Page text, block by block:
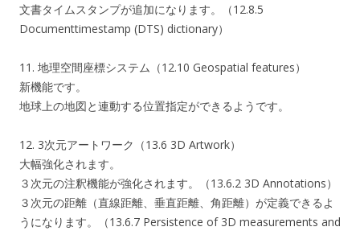
文書タイムスタンプが追加になります。（12.8.5
Documenttimestamp (DTS) dictionary）
11. 地理空間座標システム（12.10 Geospatial features）
新機能です。
地球上の地図と連動する位置指定ができるようです。
12. 3次元アートワーク（13.6 3D Artwork）
大幅強化されます。
３次元の注釈機能が強化されます。（13.6.2 3D Annotations）
３次元の距離（直線距離、垂直距離、角距離）が定義できるよ
うになります。（13.6.7 Persistence of 3D measurements and